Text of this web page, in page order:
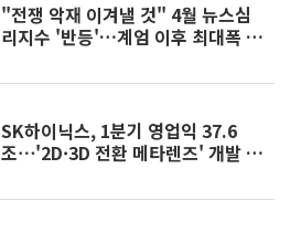
"전쟁 악재 이겨낼 것" 4월 뉴스심
리지수 '반등'…계엄 이후 최대폭 상
SK하이닉스, 1분기 영업익 37.6
조⋯'2D·3D 전환 메타렌즈' 개발 外